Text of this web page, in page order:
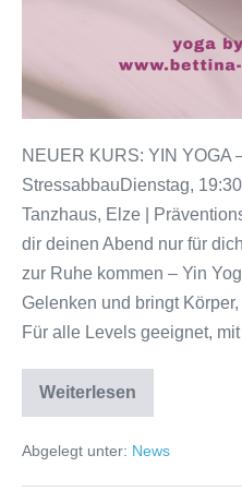
&
offen
alle!
NEUER KURS: YIN YOGA
StressabbauDienstag,
Tanzhaus, Elze |
dir deinen Abend nur für
zur Ruhe kommen – Yin
Gelenken und bringt
Für alle Levels geeignet,
Weiterlesen
NEUER
KURS:
YOGA
Entspannung,
Abgelegt unter: News